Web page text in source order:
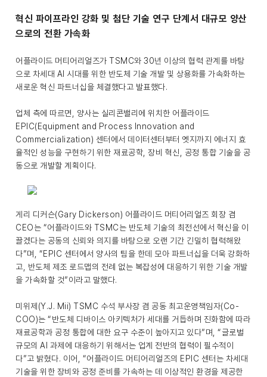
혁신 파이프라인 강화 및 첨단 기술 연구 단계서 대규모 양산
으로의 전환 가속화
어플라이드 머티어리얼즈가 TSMC와 30년 이상의 협력 관계를 바탕
으로 차세대 AI 시대를 위한 반도체 기술 개발 및 상용화를 가속화하는
새로운 혁신 파트너십을 체결했다고 발표했다.
업체 측에 따르면, 양사는 실리콘밸리에 위치한 어플라이드
EPIC(Equipment and Process Innovation and
Commercialization) 센터에서 데이터센터부터 엣지까지 에너지 효
율적인 성능을 구현하기 위한 재료공학, 장비 혁신, 공정 통합 기술을 공
동으로 개발할 계획이다.
게리 디커슨(Gary Dickerson) 어플라이드 머티어리얼즈 회장 겸
CEO는 “어플라이드와 TSMC는 반도체 기술의 최전선에서 혁신을 이
끌겠다는 공동의 신뢰와 의지를 바탕으로 오랜 기간 긴밀히 협력해왔
다”며, “EPIC 센터에서 양사의 팀을 한데 모아 파트너십을 더욱 강화하
고, 반도체 제조 로드맵의 전례 없는 복잡성에 대응하기 위한 기술 개발
을 가속화할 것”이라고 말했다.
미위제(Y.J. Mii) TSMC 수석 부사장 겸 공동 최고운영책임자(Co-
COO)는 “반도체 디바이스 아키텍처가 세대를 거듭하며 진화함에 따라
재료공학과 공정 통합에 대한 요구 수준이 높아지고 있다”며, “글로벌
규모의 AI 과제에 대응하기 위해서는 업계 전반의 협력이 필수적이
다”고 밝혔다. 이어, “어플라이드 머티어리얼즈의 EPIC 센터는 차세대
기술을 위한 장비와 공정 준비를 가속하는 데 이상적인 환경을 제공한